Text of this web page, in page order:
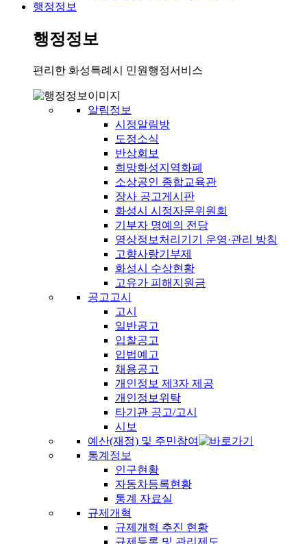
행정정보
행정정보
편리한 화성특례시 민원행정서비스
알림정보
시정알림방
도정소식
반상회보
희망화성지역화폐
소상공인 종합교육관
장사 공고게시판
화성시 시정자문위원회
기부자 명예의 전당
영상정보처리기기 운영·관리 방침
고향사랑기부제
화성시 수상현황
고유가 피해지원금
공고고시
고시
일반공고
입찰공고
입법예고
채용공고
개인정보 제3자 제공
개인정보위탁
타기관 공고/고시
시보
예산(재정) 및 주민참여
통계정보
인구현황
자동차등록현황
통계 자료실
규제개혁
규제개혁 추진 현황